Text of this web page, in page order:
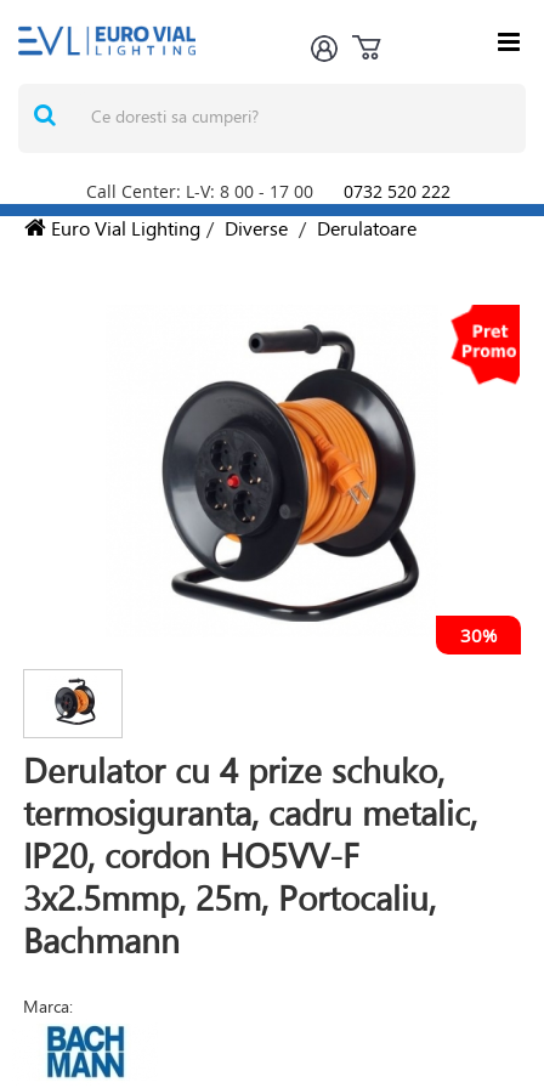
Call Center: L-V: 8 00 - 17 00 0732 520 222
Euro Vial Lighting / Diverse / Derulatoare
30%
Derulator cu 4 prize schuko,
termosiguranta, cadru metalic,
IP20, cordon HO5VV-F
3x2.5mmp, 25m, Portocaliu,
Bachmann
Marca: